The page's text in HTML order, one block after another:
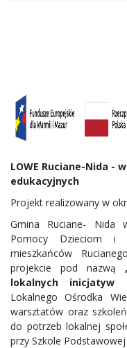
LOWE Ruciane-Nida -
edukacyjnych
Projekt realizowany w
Gmina Ruciane- Nida
Pomocy Dzieciom i
mieszkańców
projekcie pod nazwą
lokalnych inicjatyw
Lokalnego Ośrodka
warsztatów oraz
do potrzeb lokalnej
przy Szkole